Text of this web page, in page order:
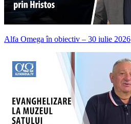
Alfa Omega în obiectiv – 30 iulie 2026